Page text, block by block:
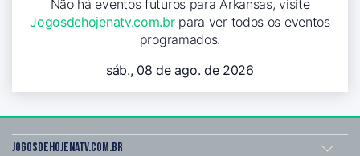
Não há eventos futuros para Arkansas, visite
Jogosdehojenatv.com.brpara ver todos os eventos
programados.
sáb., 08 de ago. de 2026
Jogosdehojenatv.com.br